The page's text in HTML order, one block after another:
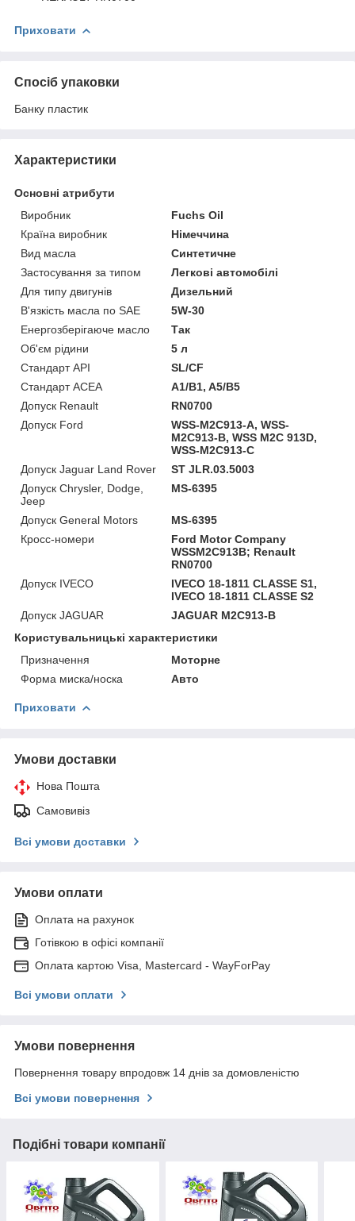
Приховати
Спосіб упаковки
Банку пластик
Характеристики
Основні атрибути
Виробник
Fuchs Oil
Країна виробник
Німеччина
Вид масла
Синтетичне
Застосування за типом
Легкові автомобілі
Для типу двигунів
Дизельний
В'язкість масла по SAE
5W-30
Енергозберігаюче масло
Так
Об'єм рідини
5 л
Стандарт API
SL/CF
Стандарт ACEA
A1/B1, A5/B5
Допуск Renault
RN0700
Допуск Ford
WSS-M2C913-A, WSS-
M2C913-B, WSS M2C 913D,
WSS-M2C913-C
Допуск Jaguar Land Rover
ST JLR.03.5003
Допуск Chrysler, Dodge,
Jeep
MS-6395
Допуск General Motors
MS-6395
Кросс-номери
Ford Motor Company
WSSM2C913B; Renault
RN0700
Допуск IVECO
IVECO 18-1811 CLASSE S1,
IVECO 18-1811 CLASSE S2
Допуск JAGUAR
JAGUAR M2C913-B
Користувальницькі характеристики
Призначення
Моторне
Форма миска/носка
Авто
Приховати
Умови доставки
Нова Пошта
Самовивіз
Всі умови доставки
Умови оплати
Оплата на рахунок
Готівкою в офісі компанії
Оплата картою Visa, Mastercard - WayForPay
Всі умови оплати
Умови повернення
Повернення товару впродовж 14 днів за домовленістю
Всі умови повернення
Подібні товари компанії